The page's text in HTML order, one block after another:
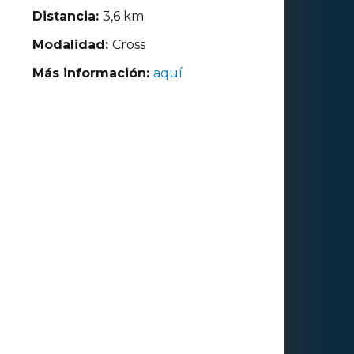
Distancia:3,6 km
Modalidad:Cross
Más información:aquí